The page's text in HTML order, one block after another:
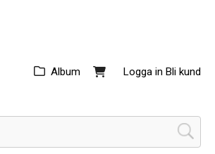
Logga in Bli kund
Album